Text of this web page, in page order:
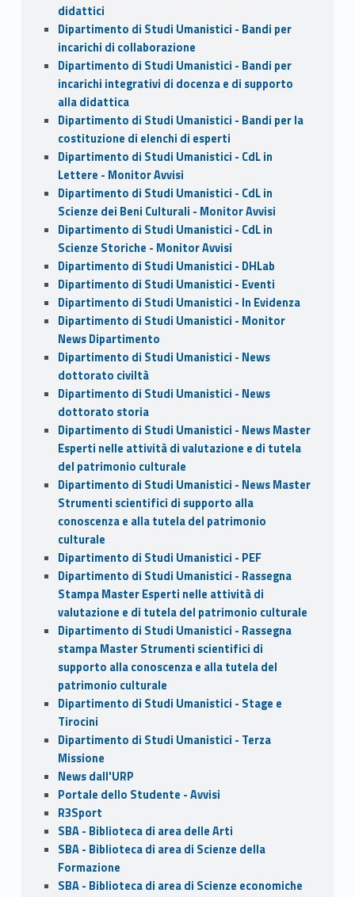
didattici
Dipartimento di Studi Umanistici - Bandi per
incarichi di collaborazione
Dipartimento di Studi Umanistici - Bandi per
incarichi integrativi di docenza e di supporto
alla didattica
Dipartimento di Studi Umanistici - Bandi per la
costituzione di elenchi di esperti
Dipartimento di Studi Umanistici - CdL in
Lettere - Monitor Avvisi
Dipartimento di Studi Umanistici - CdL in
Scienze dei Beni Culturali - Monitor Avvisi
Dipartimento di Studi Umanistici - CdL in
Scienze Storiche - Monitor Avvisi
Dipartimento di Studi Umanistici - DHLab
Dipartimento di Studi Umanistici - Eventi
Dipartimento di Studi Umanistici - In Evidenza
Dipartimento di Studi Umanistici - Monitor
News Dipartimento
Dipartimento di Studi Umanistici - News
dottorato civiltà
Dipartimento di Studi Umanistici - News
dottorato storia
Dipartimento di Studi Umanistici - News Master
Esperti nelle attività di valutazione e di tutela
del patrimonio culturale
Dipartimento di Studi Umanistici - News Master
Strumenti scientifici di supporto alla
conoscenza e alla tutela del patrimonio
culturale
Dipartimento di Studi Umanistici - PEF
Dipartimento di Studi Umanistici - Rassegna
Stampa Master Esperti nelle attività di
valutazione e di tutela del patrimonio culturale
Dipartimento di Studi Umanistici - Rassegna
stampa Master Strumenti scientifici di
supporto alla conoscenza e alla tutela del
patrimonio culturale
Dipartimento di Studi Umanistici - Stage e
Tirocini
Dipartimento di Studi Umanistici - Terza
Missione
News dall'URP
Portale dello Studente - Avvisi
R3Sport
SBA - Biblioteca di area delle Arti
SBA - Biblioteca di area di Scienze della
Formazione
SBA - Biblioteca di area di Scienze economiche